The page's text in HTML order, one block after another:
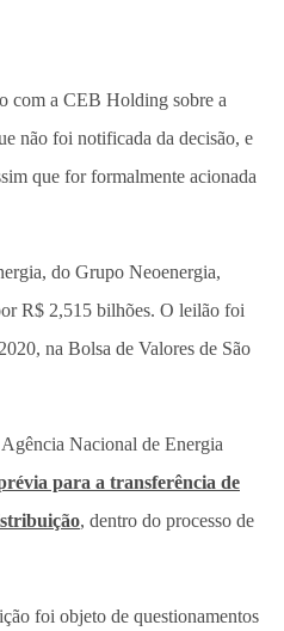
com a CEB Holding sobre a
não foi notificada da decisão, e
que for formalmente acionada
do Grupo Neoenergia,
R$ 2,515 bilhões. O leilão foi
na Bolsa de Valores de São
Nacional de Energia
para a transferência de
, dentro do processo de
foi objeto de questionamentos